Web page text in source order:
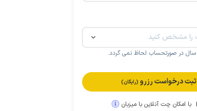
ثبت درخواست رزرو (رایگان)
با امکان چت آنلاین با میزبان